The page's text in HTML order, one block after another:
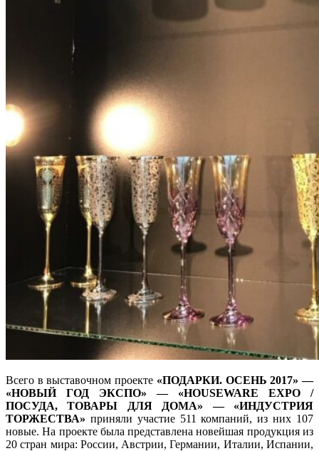
Всего в выставочном проекте «ПОДАРКИ. ОСЕНЬ 2017» —
«НОВЫЙ ГОД ЭКСПО» — «HOUSEWARE EXPO /
ПОСУДА, ТОВАРЫ ДЛЯ ДОМА» — «ИНДУСТРИЯ
ТОРЖЕСТВА» приняли участие 511 компаний, из них 107
новые. На проекте была представлена новейшая продукция из
20 стран мира: России, Австрии, Германии, Италии, Испании,